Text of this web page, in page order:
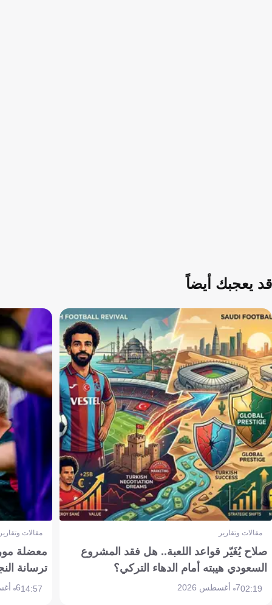
قد يعجبك أيضاً
مقالات وتقارير
صلاح يُغَيّر قواعد اللعبة.. هل فقد المشروع
السعودي هيبته أمام الدهاء التركي؟
02:197 أغسطس 2026
مقالات
معضلة
ترسانة
14:576 أغسطس 2026